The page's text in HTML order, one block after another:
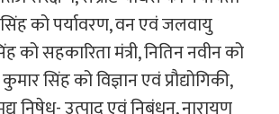
को पर्यावरण, वन एवं जलवायु
को सहकारिता मंत्री, नितिन नवीन को
सिंह को विज्ञान एवं प्रौद्योगिकी,